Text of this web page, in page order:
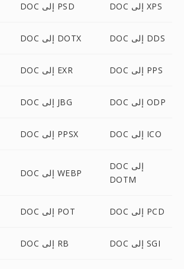
DOC إلى PSD DOC إلى XPS
DOC إلى DOTX DOC إلى DDS
DOC إلى EXR DOC إلى PPS
DOC إلى JBG DOC إلى ODP
DOC إلى PPSX DOC إلى ICO
DOC إلى WEBP
DOC إلى
DOTM
DOC إلى POT DOC إلى PCD
DOC إلى RB DOC إلى SGI